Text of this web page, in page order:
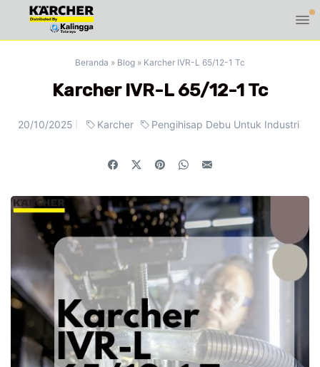
Beranda » Blog » Karcher IVR-L 65/12-1 Tc
Karcher IVR-L 65/12-1 Tc
20/10/2025 Karcher Pengihisap Debu Untuk Industri